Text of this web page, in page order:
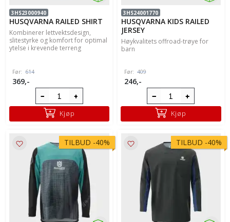
3HS23000940
HUSQVARNA RAILED SHIRT
Kombinerer lettvektsdesign,
slitestyrke og komfort for optimal
ytelse i krevende terreng
Før: 614
369,-
Kjøp
3HS24001770
HUSQVARNA KIDS RAILED
JERSEY
Høykvalitets offroad-trøye for
barn
Før: 409
246,-
Kjøp
TILBUD -40% TILBUD -40%